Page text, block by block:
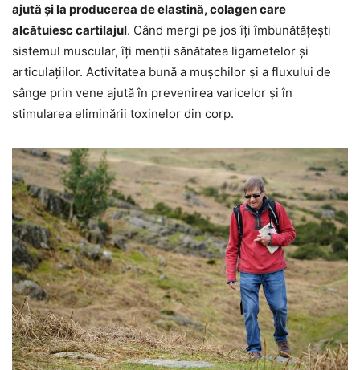
ajută și la producerea de elastină, colagen care
alcătuiesc cartilajul. Când mergi pe jos îți îmbunătățești
sistemul muscular, îți menții sănătatea ligametelor și
articulațiilor. Activitatea bună a mușchilor și a fluxului de
sânge prin vene ajută în prevenirea varicelor și în
stimularea eliminării toxinelor din corp.